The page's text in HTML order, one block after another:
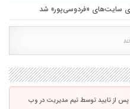
سایت‌های «فردوسی‌پور» شد
از تایید توسط تیم مدیریت در وب